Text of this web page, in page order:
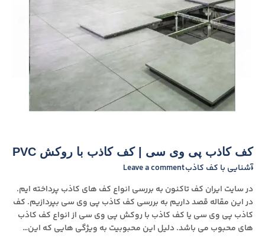
کف کاذب پی وی سی | کف کاذب با روکش PVC
آشنایی با کف کاذبLeave a comment
در سایت ایران کف تاکنون به بررسی انواع کف های کاذب پرداخته ایم.
در این مقاله قصد داریم به بررسی کف کاذب پی وی سی بپردازیم. کف
کاذب پی وی سی یا کف کاذب با روکش پی وی سی از انواع کف کاذب
های محبوب می باشد. دلیل این محبوبیت به ویژگی هایی که این…